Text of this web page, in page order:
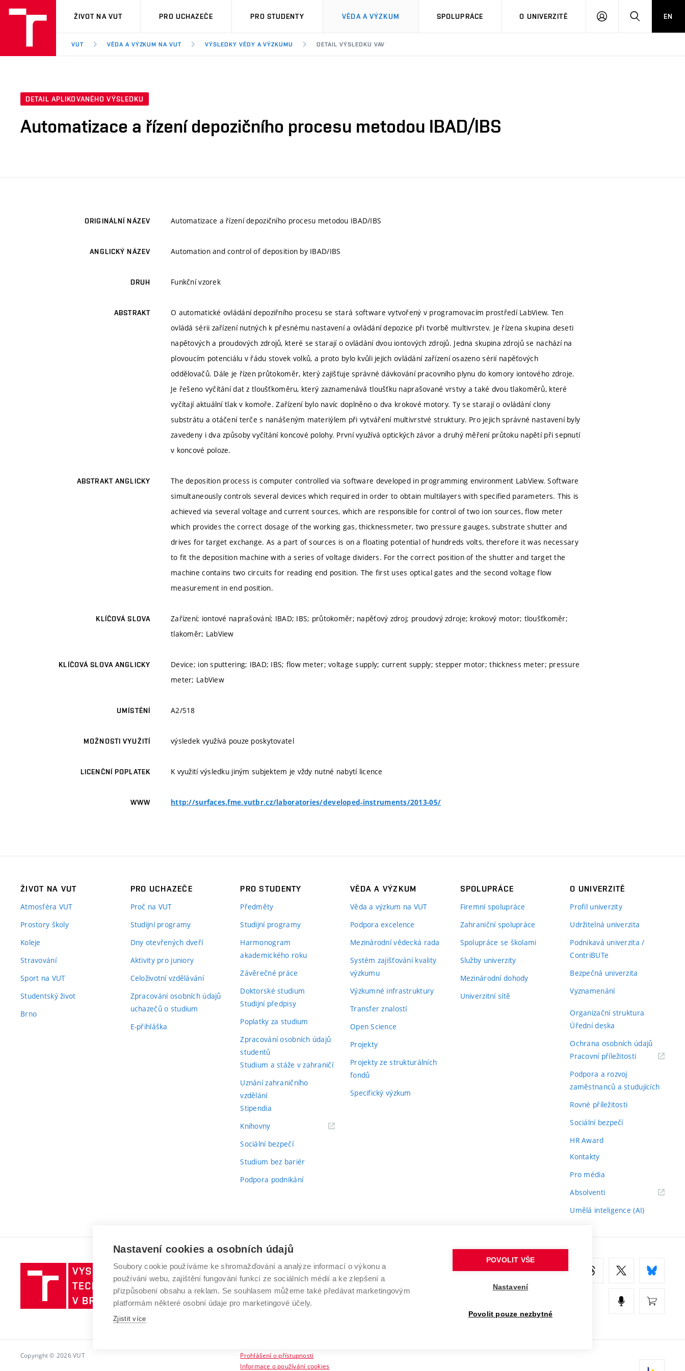
VUT
ŽIVOT NA VUT PRO UCHAZEČE PRO STUDENTY VĚDA A VÝZKUM SPOLUPRÁCE O UNIVERZITĚ
PŘIHLÁSIT HLEDATEN
VUT VĚDA A VÝZKUM NA VUT VÝSLEDKY VĚDY A VÝZKUMU DETAIL VÝSLEDKU VAV
DETAIL APLIKOVANÉHO VÝSLEDKU
Automatizace a řízení depozičního procesu metodou IBAD/IBS
ORIGINÁLNÍ NÁZEV Automatizace a řízení depozičního procesu metodou IBAD/IBS
ANGLICKÝ NÁZEV Automation and control of deposition by IBAD/IBS
DRUH Funkční vzorek
ABSTRAKT
O automatické ovládání depoziřního procesu se stará software vytvořený v programovacím prostředí LabView. Ten
ovládá sérii zařízení nutných k přesnému nastavení a ovládání depozice při tvorbě multivrstev. Je řízena skupina deseti
napětových a proudových zdrojů, které se starají o ovládání dvou iontových zdrojů. Jedna skupina zdrojů se nachází na
plovoucím potenciálu v řádu stovek volků, a proto bylo kvůli jejich ovládání zařízení osazeno sérií napěťových
oddělovačů. Dále je řízen průtokoměr, který zajišťuje správné dávkování pracovního plynu do komory iontového zdroje.
Je řešeno vyčítání dat z tloušťkoměru, který zaznamenává tloušťku naprašované vrstvy a také dvou tlakoměrů, které
vyčítají aktuální tlak v komoře. Zařízení bylo navíc doplněno o dva krokové motory. Ty se starají o ovládání clony
substrátu a otáčení terče s nanášeným materiýlem při vytváření multivrstvé struktury. Pro jejich správné nastavení byly
zavedeny i dva způsoby vyčítání koncové polohy. První využívá optických závor a druhý měření průtoku napětí při sepnutí
v koncové poloze.
ABSTRAKT ANGLICKY
The deposition process is computer controlled via software developed in programming environment LabView. Software
simultaneously controls several devices which required in order to obtain multilayers with specified parameters. This is
achieved via several voltage and current sources, which are responsible for control of two ion sources, flow meter
which provides the correct dosage of the working gas, thicknessmeter, two pressure gauges, substrate shutter and
drives for target exchange. As a part of sources is on a floating potential of hundreds volts, therefore it was necessary
to fit the deposition machine with a series of voltage dividers. For the correct position of the shutter and target the
machine contains two circuits for reading end position. The first uses optical gates and the second voltage flow
measurement in end position.
KLÍČOVÁ SLOVA
Zařízení; iontové naprašování; IBAD; IBS; průtokoměr; napěťový zdroj; proudový zdroje; krokový motor; tloušťkoměr;
tlakoměr; LabView
KLÍČOVÁ SLOVA ANGLICKY
Device; ion sputtering; IBAD; IBS; flow meter; voltage supply; current supply; stepper motor; thickness meter; pressure
meter; LabView
UMÍSTĚNÍ A2/518
MOŽNOSTI VYUŽITÍ výsledek využívá pouze poskytovatel
LICENČNÍ POPLATEK K využití výsledku jiným subjektem je vždy nutné nabytí licence
WWW http://surfaces.fme.vutbr.cz/laboratories/developed-instruments/2013-05/
ŽIVOT NA VUT
Atmosféra VUT
Prostory školy
Koleje
Stravování
Sport na VUT
Studentský život
Brno
PRO UCHAZEČE
Proč na VUT
Studijní programy
Dny otevřených dveří
Aktivity pro juniory
Celoživotní vzdělávání
Zpracování osobních údajů
uchazečů o studium
E-přihláška
PRO STUDENTY
Předměty
Studijní programy
Harmonogram
akademického roku
Závěrečné práce
Doktorské studium
Studijní předpisy
Poplatky za studium
Zpracování osobních údajů
studentů
Studium a stáže v zahraničí
Uznání zahraničního
vzdělání
Stipendia
Knihovny(externí
Sociální bezpečí
Studium bez bariér
Podpora podnikání
VĚDA A VÝZKUM
Věda a výzkum na VUT
Podpora excelence
Mezinárodní vědecká rada
Systém zajišťování kvality
výzkumu
Výzkumné infrastruktury
Transfer znalostí
Open Science
Projekty
Projekty ze strukturálních
fondů
Specifický výzkum
SPOLUPRÁCE
Firemní spolupráce
Zahraniční spolupráce
Spolupráce se školami
Služby univerzity
Mezinárodní dohody
Univerzitní sítě
O UNIVERZITĚ
Profil univerzity
Udržitelná univerzita
Podnikavá univerzita /
ContriBUTe
Bezpečná univerzita
Vyznamenání
Organizační struktura
Úřední deska
Ochrana osobních údajů
Pracovní příležitosti(externí
Podpora a rozvoj
zaměstnanců a studujících
Rovné příležitosti
Sociální bezpečí
HR Award
Kontakty
Pro média
Absolventi(externí
Umělá inteligence (AI)
Vysoké
učení
technické
v
VYSOKÉ UČENÍ TECHNICKÉ V BRNĚ
Antonínská 548/1
602 00 Brno
www.vut.cz
Copyright © 2026 VUT
Prohlášení o přístupnosti
Informace o používání cookies
Nastavení cookies a osobních údajů
Soubory cookie používáme ke shromažďování a analýze informací o výkonu a
používání webu, zajištění fungování funkcí ze sociálních médií a ke zlepšení a
přizpůsobení obsahu a reklam. Se souhlasem můžeme také předávat marketingovým
platformám některé osobní údaje pro marketingové účely.
Zjistit více
POVOLIT VŠE
Nastavení
Povolit pouze nezbytné